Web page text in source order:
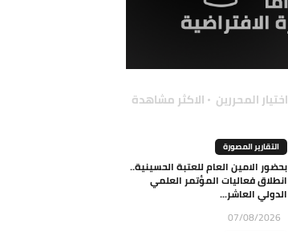
اختيار المحررين الاكثر مشاهدة
التقارير المصورة
بحضور الامين العام للعتبة الحسينية..
انطلاق فعاليات المؤتمر العلمي
الدولي العاشر...
07/08/2026